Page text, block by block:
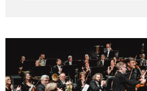
NA
DZIEŃ
KOBIET
-
9.03.2024